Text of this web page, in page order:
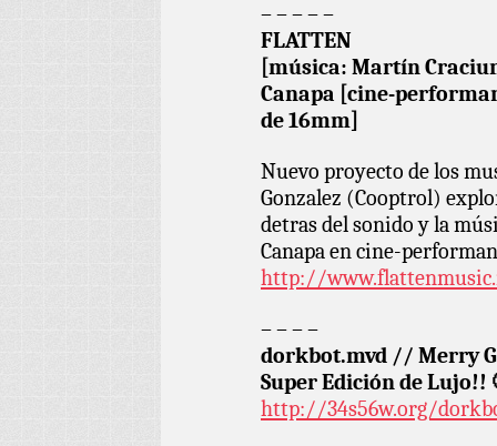
– – – – –
FLATTEN
[música: Martín
Canapa [cine-
de 16mm]
Nuevo proyecto de los
Gonzalez (Cooptrol)
detras del sonido y la
Canapa en cine-
http://
– – – –
dorkbot.mvd // Merry
Super Edición de Lujo!!
http://34s56w.org/